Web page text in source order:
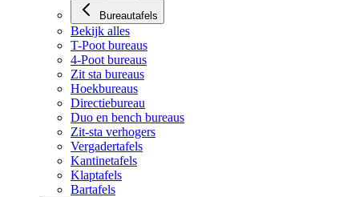
Bureautafels
Bekijk alles
T-Poot bureaus
4-Poot bureaus
Zit sta bureaus
Hoekbureaus
Directiebureau
Duo en bench bureaus
Zit-sta verhogers
Vergadertafels
Kantinetafels
Klaptafels
Bartafels